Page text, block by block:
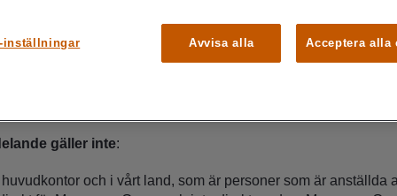
som listas längst ner på sidan (”Webbplatserna”).
potentiella och befintliga affärspartners, kunder och
anställningsrelaterade möjligheter och tjänster till.
omställnings- eller karriärövergångstjänster till.
gäller inte:
och i vårt land, som är personer som är anställda
Avvisa alla Acceptera alla
inställningar